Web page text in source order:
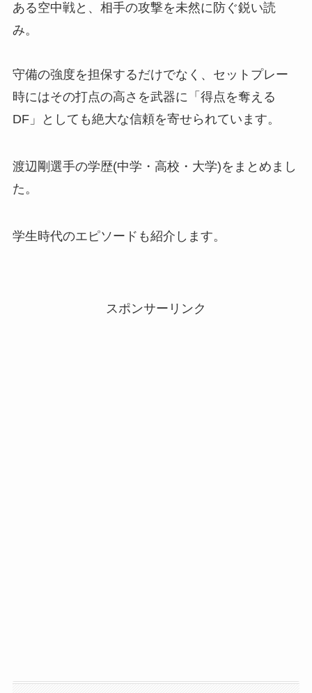
ある空中戦と、相手の攻撃を未然に防ぐ鋭い読
み。
守備の強度を担保するだけでなく、セットプレー
時にはその打点の高さを武器に「得点を奪える
DF」としても絶大な信頼を寄せられています。
渡辺剛選手の学歴(中学・高校・大学)をまとめまし
た。
学生時代のエピソードも紹介します。
スポンサーリンク